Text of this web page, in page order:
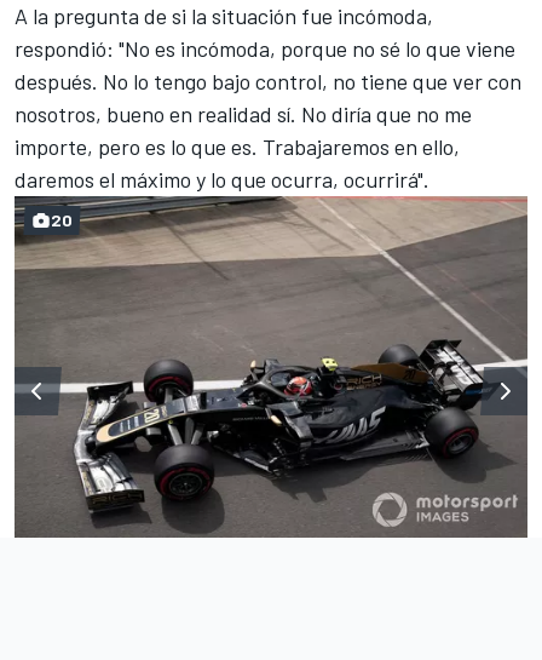
A la pregunta de si la situación fue incómoda,
respondió: "No es incómoda, porque no sé lo que viene
después. No lo tengo bajo control, no tiene que ver con
nosotros, bueno en realidad sí. No diría que no me
importe, pero es lo que es. Trabajaremos en ello,
daremos el máximo y lo que ocurra, ocurrirá".
20